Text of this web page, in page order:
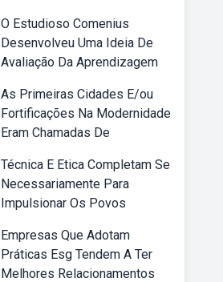
O Estudioso Comenius
Desenvolveu Uma Ideia De
Avaliação Da Aprendizagem
As Primeiras Cidades E/ou
Fortificações Na Modernidade
Eram Chamadas De
Técnica E Etica Completam Se
Necessariamente Para
Impulsionar Os Povos
Empresas Que Adotam
Práticas Esg Tendem A Ter
Melhores Relacionamentos